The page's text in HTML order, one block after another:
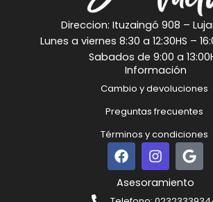
Direccion: Ituzaingó 908 –
Lunes a viernes 8:30 a 12:30HS –
Sabados de 9:00 a
Información
Cambio y devoluciones
Preguntas frecuentes
Términos y condiciones
F
a
c
e
I
n
s
t
G
o
o
g
Asesoramiento